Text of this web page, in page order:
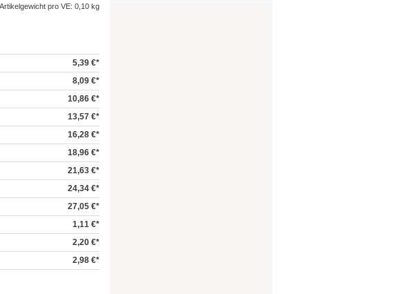
Artikelgewicht pro VE: 0,10 kg
5,39 €*
8,09 €*
10,86 €*
13,57 €*
16,28 €*
18,96 €*
21,63 €*
24,34 €*
27,05 €*
1,11 €*
2,20 €*
2,98 €*